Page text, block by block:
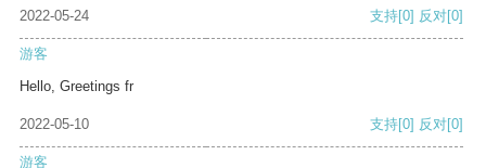
2022-05-24 支持[0] 反对[0]
游客
Hello, Greetings fr
2022-05-10 支持[0] 反对[0]
游客